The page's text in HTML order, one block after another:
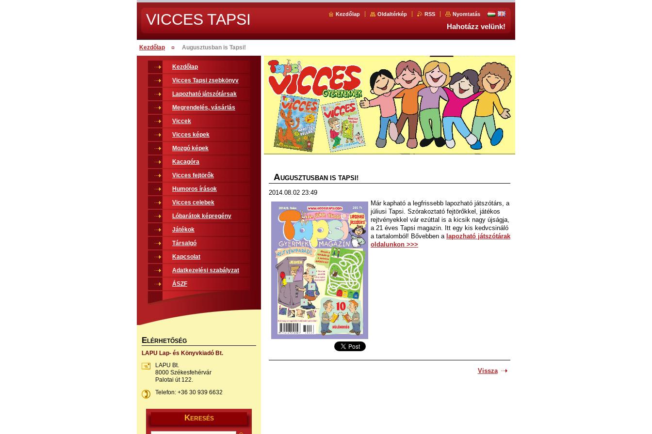
VICCES TAPSI Kezdőlap Oldaltérkép RSS Nyomtatás
Hahotázz velünk!
Kezdőlap Augusztusban is Tapsi!
AUGUSZTUSBAN IS TAPSI!
2014.08.02 23:49
Már kapható a legfrissebb lapozható játszótárs, a
júliusi Tapsi. Szórakoztató fejtörőkkel, játékos
rejtvényekkel vár ezúttal is a kicsik nagy újságja,
a 21 éves Tapsi magazin. Itt egy kis kedvcsináló
a tartalomból! Bővebben a lapozható játszótárak
oldalunkon >>>
Vissza
Kezdőlap
Vicces Tapsi zsebkönyv
Lapozható játszótársak
Megrendelés, vásárlás
Viccek
Vicces képek
Mozgó képek
Kacagóra
Vicces fejtörők
Humoros írások
Vicces celebek
Lóbarátok képregény
Játékok
Társalgó
Kapcsolat
Adatkezelési szabályzat
ÁSZF
ELÉRHETŐSÉG
LAPU Lap- és Könyvkiadó Bt.
LAPU Bt.
8000 Székesfehérvár
Palotai út 122.
Telefon: +36 30 939 6632
KERESÉS